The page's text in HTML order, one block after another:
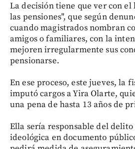
La decisión tiene que ver con
las pensiones", que según
cuando magistrados nombran
amigos o familiares, con la
mejoren irregularmente sus
pensionarse.
En ese proceso, este jueves, la
imputó cargos a Yira Olarte,
una pena de hasta 13 años de
Ella sería responsable del
ideológica en documento